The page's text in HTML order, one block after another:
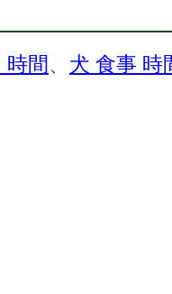
時間、 犬 食事 時